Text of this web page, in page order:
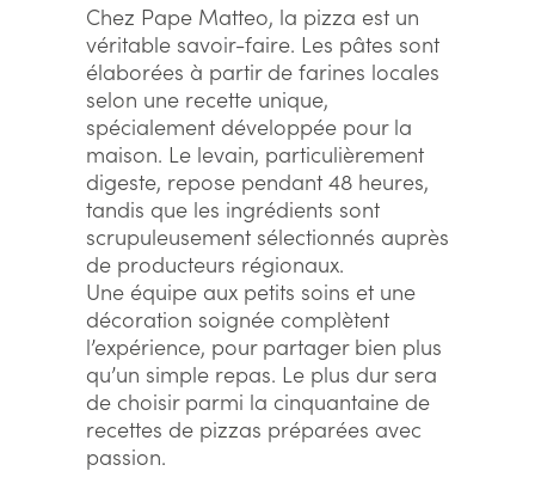
Chez Pape Matteo, la pizza est un
véritable savoir-faire. Les pâtes sont
élaborées à partir de farines locales
selon une recette unique,
spécialement développée pour la
maison. Le levain, particulièrement
digeste, repose pendant 48 heures,
tandis que les ingrédients sont
scrupuleusement sélectionnés auprès
de producteurs régionaux.
Une équipe aux petits soins et une
décoration soignée complètent
l’expérience, pour partager bien plus
qu’un simple repas. Le plus dur sera
de choisir parmi la cinquantaine de
recettes de pizzas préparées avec
passion.